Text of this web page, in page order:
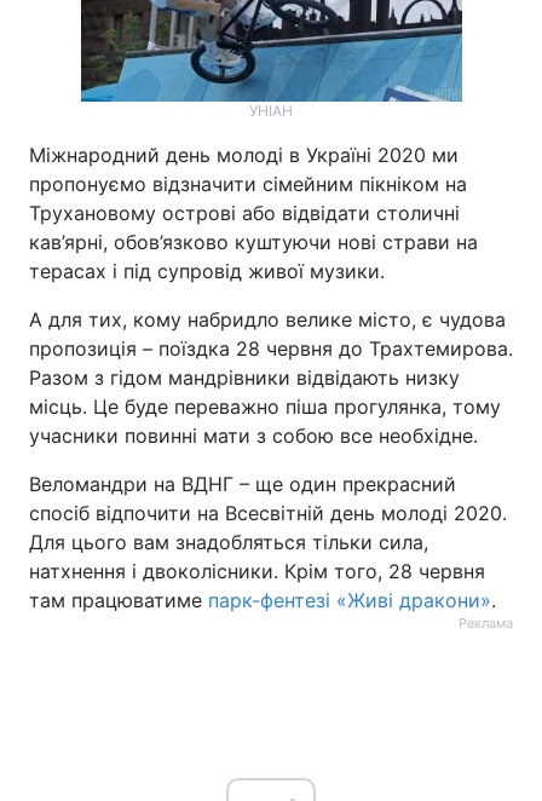
УНІАН
Міжнародний день молоді в Україні 2020 ми
пропонуємо відзначити сімейним пікніком на
Трухановому острові або відвідати столичні
кав’ярні, обов’язково куштуючи нові страви на
терасах і під супровід живої музики.
А для тих, кому набридло велике місто, є чудова
пропозиція – поїздка 28 червня до Трахтемирова.
Разом з гідом мандрівники відвідають низку
місць. Це буде переважно піша прогулянка, тому
учасники повинні мати з собою все необхідне.
Веломандри на ВДНГ – ще один прекрасний
спосіб відпочити на Всесвітній день молоді 2020.
Для цього вам знадобляться тільки сила,
натхнення і двоколісники. Крім того, 28 червня
там працюватиме парк-фентезі «Живі дракони».
Реклама